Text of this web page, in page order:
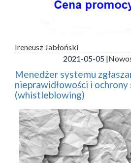
Ireneusz Jabłoński
2021-05-05 |
Menedżer systemu
nieprawidłowości i
(whistleblowing)